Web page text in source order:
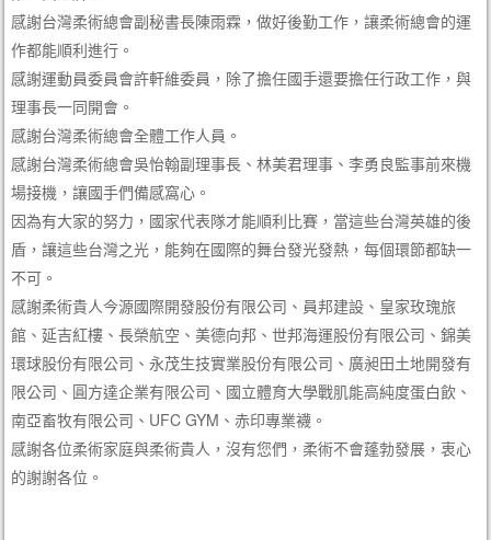
感謝台灣柔術總會副秘書長陳雨霖，做好後勤工作，讓柔術總會的運
作都能順利進行。
感謝運動員委員會許軒維委員，除了擔任國手還要擔任行政工作，與
理事長一同開會。
感謝台灣柔術總會全體工作人員。
感謝台灣柔術總會吳怡翰副理事長、林美君理事、李勇良監事前來機
場接機，讓國手們備感窩心。
因為有大家的努力，國家代表隊才能順利比賽，當這些台灣英雄的後
盾，讓這些台灣之光，能夠在國際的舞台發光發熱，每個環節都缺一
不可。
感謝柔術貴人今源國際開發股份有限公司、員邦建設、皇家玫瑰旅
館、延吉紅樓、長榮航空、美德向邦、世邦海運股份有限公司、錦美
環球股份有限公司、永茂生技實業股份有限公司、廣昶田土地開發有
限公司、圓方達企業有限公司、國立體育大學戰肌能高純度蛋白飲、
南亞畜牧有限公司、UFC GYM、赤印專業襪。
感謝各位柔術家庭與柔術貴人，沒有您們，柔術不會蓬勃發展，衷心
的謝謝各位。